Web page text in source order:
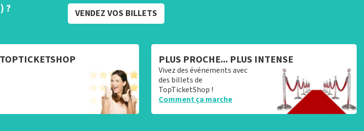
? VENDEZ VOS BILLETS
PLUS PROCHE... PLUS INTENSE
Vivez des événements avec
des billets de
TopTicketShop !
Comment ça marche